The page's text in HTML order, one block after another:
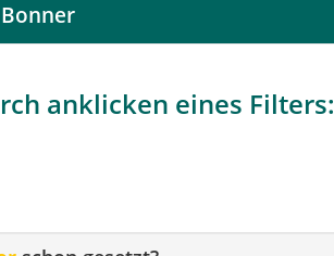
anklicken eines Filters: